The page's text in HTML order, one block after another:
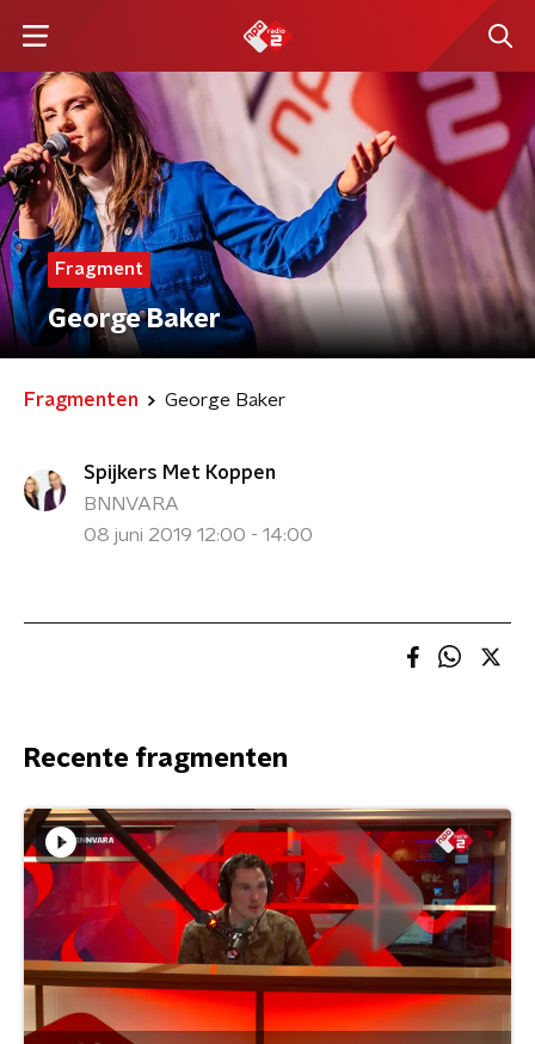
Fragment
George Baker
Fragmenten George Baker
Spijkers Met Koppen
BNNVARA
08 juni 2019 12:00 - 14:00
Recente fragmenten